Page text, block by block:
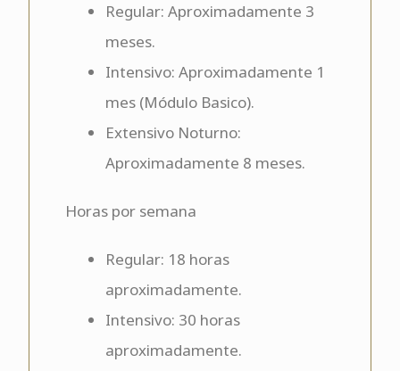
Regular: Aproximadamente 3
meses.
Intensivo: Aproximadamente 1
mes (Módulo Basico).
Extensivo Noturno:
Aproximadamente 8 meses.
Horas por semana
Regular: 18 horas
aproximadamente.
Intensivo: 30 horas
aproximadamente.